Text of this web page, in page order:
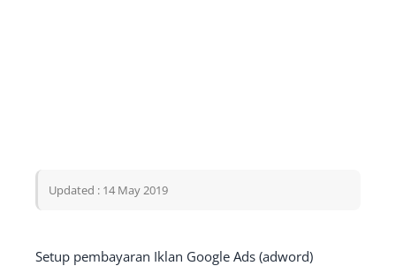
Updated : 14 May 2019
Setup pembayaran Iklan Google Ads (adword)